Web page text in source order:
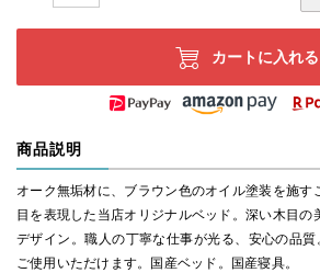
カートに入れる
商品説明
オーク無垢材に、ブラウン色のオイル塗装を施す
目を表現した当店オリジナルベッド。深い木目の
デザイン。職人の丁寧な仕事が光る、安心の品質
ご使用いただけます。国産ベッド。国産寝具。